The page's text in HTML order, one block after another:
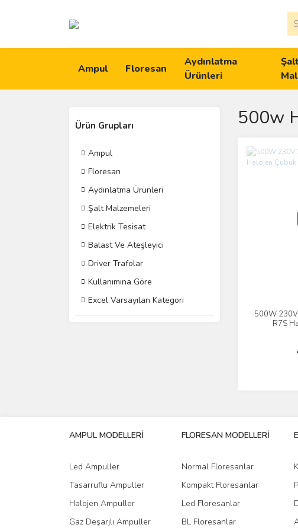
Ampul Floresan
Aydınlatma
Ürünleri
Şalt
Ürün Grupları
Ampul
Floresan
Aydınlatma Ürünleri
Şalt Malzemeleri
Elektrik Tesisat
Balast Ve Ateşleyici
Driver Trafolar
Kullanımına Göre
Excel Varsayılan Kategori
500w
500W
R7S
AMPUL MODELLERİ
Led Ampuller
Tasarruflu Ampuller
Halojen Ampuller
Gaz Deşarjlı Ampuller
FLORESAN MODELLERİ
Normal Floresanlar
Kompakt Floresanlar
Led Floresanlar
BL Floresanlar